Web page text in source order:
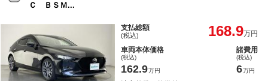
Ｃ ＢＳＭ...
支払総額
(税込) 168.9万円
車両本体価格
(税込)
162.9万円
諸費用
(税込)
6万円